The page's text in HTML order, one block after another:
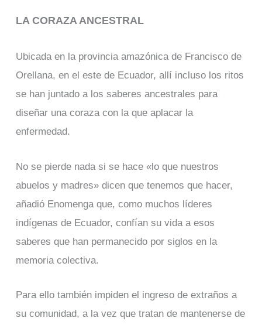
LA CORAZA ANCESTRAL
Ubicada en la provincia amazónica de Francisco de
Orellana, en el este de Ecuador, allí incluso los ritos
se han juntado a los saberes ancestrales para
diseñar una coraza con la que aplacar la
enfermedad.
No se pierde nada si se hace «lo que nuestros
abuelos y madres» dicen que tenemos que hacer,
añadió Enomenga que, como muchos líderes
indígenas de Ecuador, confían su vida a esos
saberes que han permanecido por siglos en la
memoria colectiva.
Para ello también impiden el ingreso de extraños a
su comunidad, a la vez que tratan de mantenerse de